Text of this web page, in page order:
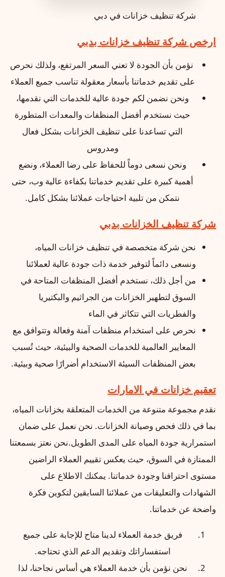
شركة تنظيف خزانات في دبي
ارخص شركة تنظيف خزانات بدبي
نؤمن بأن الجودة لا تعني السعر المرتفع، ولذلك نحرص
على تقديم خدماتنا بأسعار معقولة تناسب جميع العملاء
ونحن نضمن لكم جودة عالية للخدمات التي نقدمها،
حيث نستخدم أفضل المنظفات والمعدات المتطورة
التي تساعدنا على تنظيف الخزانات بشكل فعال
ومدروس
ونحن نسعى دوماً للحفاظ على رضا العملاء، ونضع
أهمية كبيرة على تقديم خدماتنا بكفاءة عالية وب، حتى
نتمكن من تلبية احتياجات عملائنا بشكل كامل.
شركة تنظيف الخزانات بدبي
نحن شركة متخصصة في تنظيف خزانات المياه،
ونسعى دائماً لتوفير خدمة ذات جودة عالية لعملائنا
من أجل ذلك، نستخدم أفضل المنظفات المتاحة في
السوق لتطهير الخزانات من الجراثيم والبكتيريا
والفطريات التي تتكاثر في الماء
نحرص على استخدام منظفات آمنة وفعالة وتتوافق مع
المعايير العالمية للخدمات الصحية والبيئية، حيث تُسبب
بعض المنظفات السيئة الاستخدام أضرارًا صحية وبيئية.
تعقيم خزانات في الامارات
نقدم مجموعة متنوعة من الخدمات المتعلقة بخزانات المياه،
بما في ذلك فحص وصيانة الخزانات. نحن نعمل على ضمان
استمرارية جودة المياه على المدى الطويل.نحن نعتز بسمعتنا
الممتازة في السوق، حيث يعكس تقييم العملاء الراضين
مستوى احترافنا وجودة خدماتنا. يمكنك الاطلاع على
الشهادات والتعليقات من عملائنا السابقين لتكوين فكرة
واضحة عن خدماتنا.
فريق خدمة العملاء لدينا متاح للإجابة على جميع
استفساراتك وتقديم الدعم الذي تحتاجه.
نحن نؤمن بأن خدمة العملاء هي أساس نجاحنا، لذا